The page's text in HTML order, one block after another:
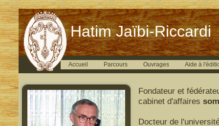
Hatim Jaïbi-Riccardi
Accueil Parcours Ouvrages Aide à
Fondateur et
cabinet d'affaires
Docteur de